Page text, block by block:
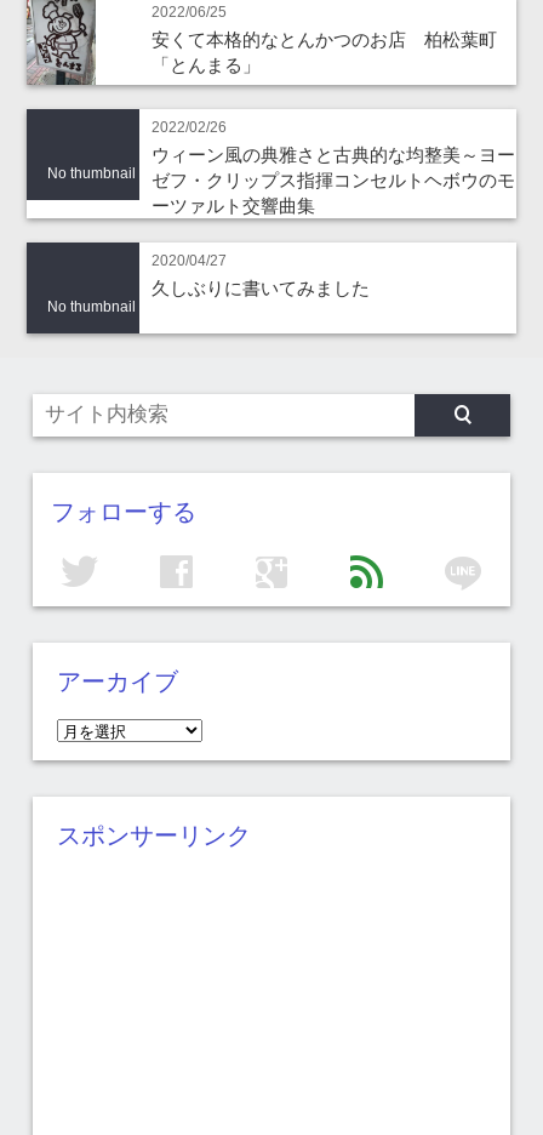
2022/06/25
安くて本格的なとんかつのお店 柏松葉町
「とんまる」
No thumbnail
2022/02/26
ウィーン風の典雅さと古典的な均整美～ヨー
ゼフ・クリップス指揮コンセルトヘボウのモ
ーツァルト交響曲集
No thumbnail
2020/04/27
久しぶりに書いてみました
フォローする
twitter facebook google feed line
アーカイブ
ア
ー
カ
イ
スポンサーリンク